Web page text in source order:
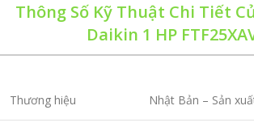
Thông Số Kỹ Thuật Chi Tiết
Daikin 1 HP
Thương hiệu Nhật Bản – Sản